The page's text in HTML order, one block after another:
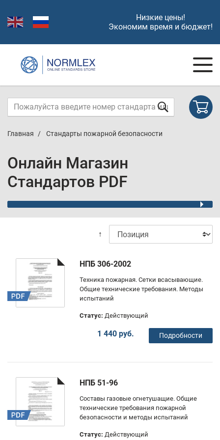
Низкие цены!
Экономим время и бюджет!
Главная Стандарты пожарной безопасности
Онлайн Магазин
Стандартов PDF
↑
НПБ 306-2002
Техника пожарная. Сетки всасывающие.
Общие технические требования. Методы
испытаний
Статус: Действующий
1 440 руб. Подробности
НПБ 51-96
Составы газовые огнетушащие. Общие
технические требования пожарной
безопасности и методы испытаний
Статус: Действующий